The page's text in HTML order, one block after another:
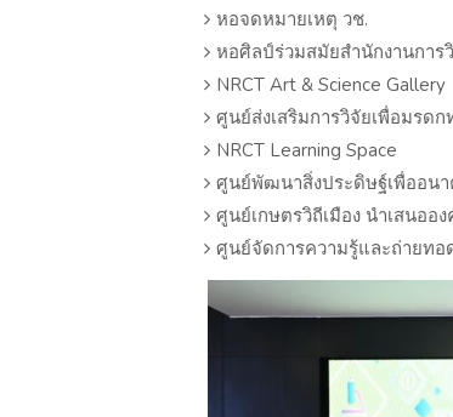
หอจดหมายเหตุ วช.
หอศิลป์ร่วมสมัยสำนักงานการ
NRCT Art & Science Gallery
ศูนย์ส่งเสริมการวิจัยเพื่อมรด
NRCT Learning Space
ศูนย์พัฒนาสิ่งประดิษฐ์เพื่ออน
ศูนย์เกษตรวิถีเมือง นำเสนออ
ศูนย์จัดการความรู้และถ่ายทอ